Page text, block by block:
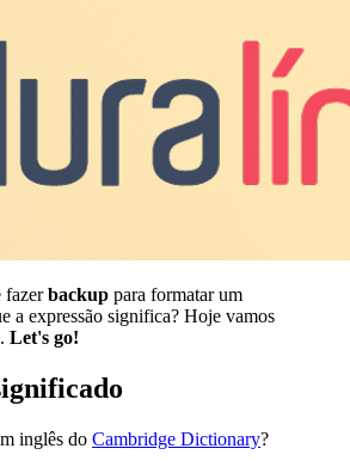
fazerbackup para formatar um
a expressão significa? Hoje vamos
Let's go!
inglês do Cambridge Dictionary?